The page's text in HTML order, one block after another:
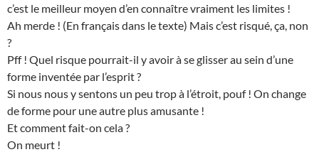
c’est le meilleur moyen d’en connaître vraiment les limites !
Ah merde ! (En français dans le texte) Mais c’est risqué, ça, non
?
Pff ! Quel risque pourrait-il y avoir à se glisser au sein d’une
forme inventée par l’esprit ?
Si nous nous y sentons un peu trop à l’étroit, pouf ! On change
de forme pour une autre plus amusante !
Et comment fait-on cela ?
On meurt !